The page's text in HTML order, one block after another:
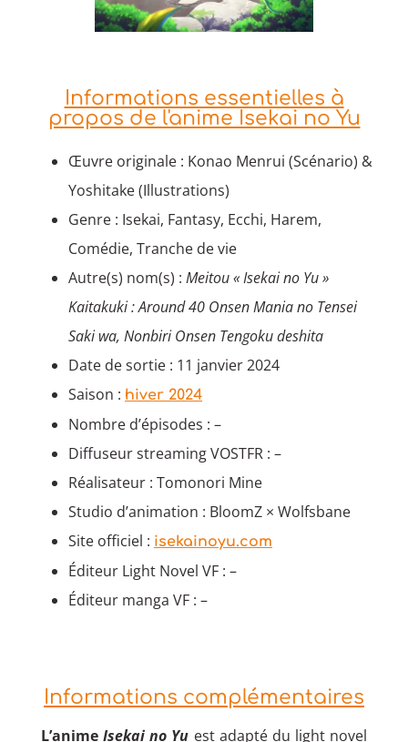
Informations essentielles à
propos de l'anime Isekai no Yu
Œuvre originale : Konao Menrui (Scénario) &
Yoshitake (Illustrations)
Genre : Isekai, Fantasy, Ecchi, Harem,
Comédie, Tranche de vie
Autre(s) nom(s) : Meitou « Isekai no Yu »
Kaitakuki : Around 40 Onsen Mania no Tensei
Saki wa, Nonbiri Onsen Tengoku deshita
Date de sortie : 11 janvier 2024
Saison : hiver 2024
Nombre d’épisodes : –
Diffuseur streaming VOSTFR : –
Réalisateur : Tomonori Mine
Studio d’animation : BloomZ × Wolfsbane
Site officiel : isekainoyu.com
Éditeur Light Novel VF : –
Éditeur manga VF : –
Informations complémentaires
L’animeIsekai no Yu est adapté du light novel